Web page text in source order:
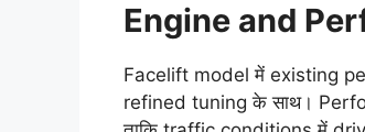
Engine and
Facelift model में existing
refined tuning के साथ।